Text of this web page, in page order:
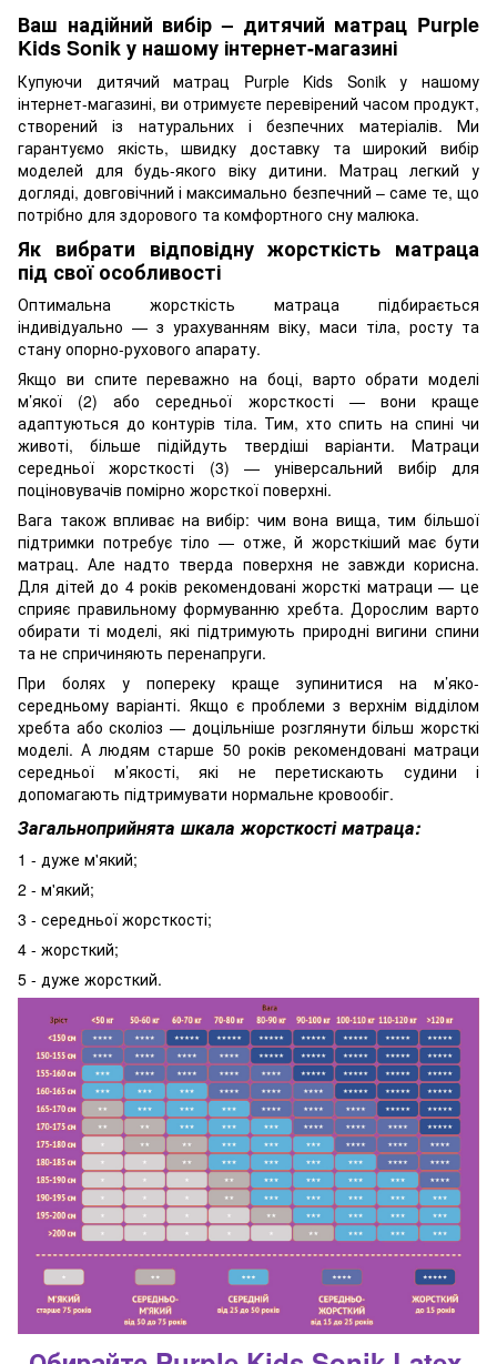
Ваш надійний вибір – дитячий матрац Purple
Kids Sonik у нашому інтернет-магазині
Купуючи дитячий матрац Purple Kids Sonik у нашому
інтернет-магазині, ви отримуєте перевірений часом продукт,
створений із натуральних і безпечних матеріалів. Ми
гарантуємо якість, швидку доставку та широкий вибір
моделей для будь-якого віку дитини. Матрац легкий у
догляді, довговічний і максимально безпечний – саме те, що
потрібно для здорового та комфортного сну малюка.
Як вибрати відповідну жорсткість матраца
під свої особливості
Оптимальна жорсткість матраца підбирається
індивідуально — з урахуванням віку, маси тіла, росту та
стану опорно-рухового апарату.
Якщо ви спите переважно на боці, варто обрати моделі
м’якої (2) або середньої жорсткості — вони краще
адаптуються до контурів тіла. Тим, хто спить на спині чи
животі, більше підійдуть твердіші варіанти. Матраци
середньої жорсткості (3) — універсальний вибір для
поціновувачів помірно жорсткої поверхні.
Вага також впливає на вибір: чим вона вища, тим більшої
підтримки потребує тіло — отже, й жорсткіший має бути
матрац. Але надто тверда поверхня не завжди корисна.
Для дітей до 4 років рекомендовані жорсткі матраци — це
сприяє правильному формуванню хребта. Дорослим варто
обирати ті моделі, які підтримують природні вигини спини
та не спричиняють перенапруги.
При болях у попереку краще зупинитися на м’яко-
середньому варіанті. Якщо є проблеми з верхнім відділом
хребта або сколіоз — доцільніше розглянути більш жорсткі
моделі. А людям старше 50 років рекомендовані матраци
середньої м’якості, які не перетискають судини і
допомагають підтримувати нормальне кровообіг.
Загальноприйнята шкала жорсткості матраца:
1 - дуже м'який;
2 - м'який;
3 - середньої жорсткості;
4 - жорсткий;
5 - дуже жорсткий.